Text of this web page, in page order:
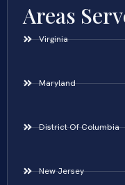
Areas
Virginia
Maryland
District Of Columbia
New Jersey